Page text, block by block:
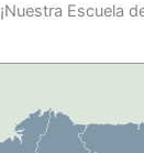
¡Nuestra Escuela